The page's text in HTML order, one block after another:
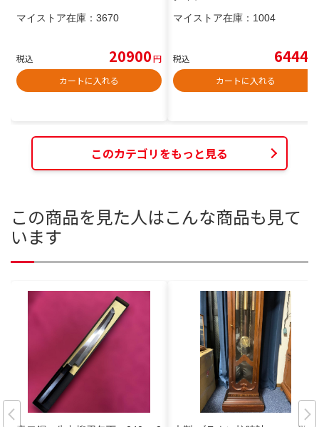
マイストア在庫： 3670
税込 20900円
カートに入れる
マイストア在庫： 1004
税込 6444
カートに入れる
このカテゴリをもっと見る
この商品を見た人はこんな商品も見て
います